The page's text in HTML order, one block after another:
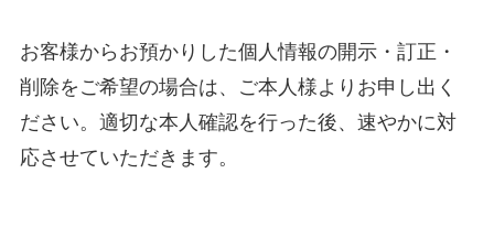
お客様からお預かりした個人情報の開示・訂正・
削除をご希望の場合は、ご本人様よりお申し出く
ださい。適切な本人確認を行った後、速やかに対
応させていただきます。